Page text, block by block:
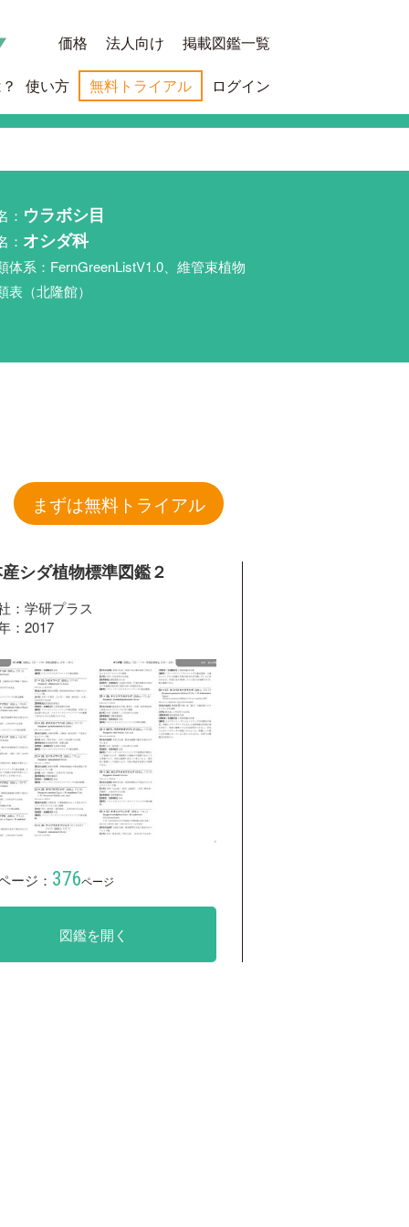
価格 法人向け 掲載図鑑一覧
使い方 無料トライアル ログイン
： ウラボシ目
： オシダ科
体系：FernGreenListV1.0、維管束植物
表（北隆館）
まずは無料トライアル
シダ植物標準図鑑２
：学研プラス
：2017
ージ： 376ページ
図鑑を開く